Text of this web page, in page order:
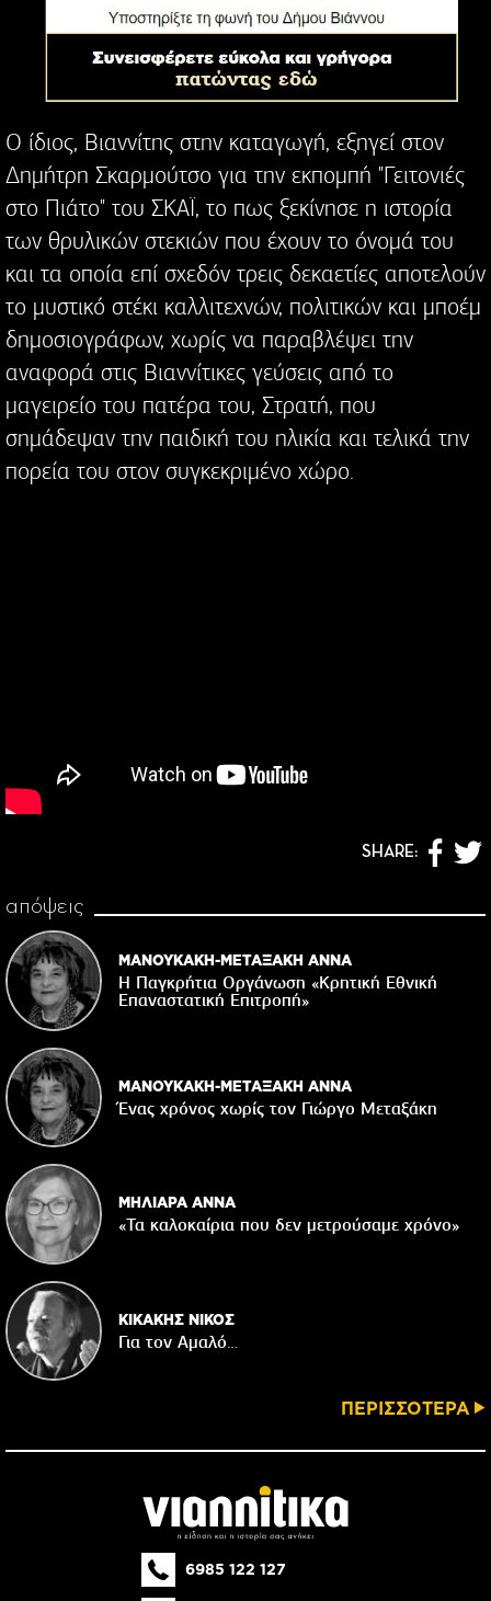
Ο ίδιος, Βιαννίτης στην καταγωγή, εξηγεί στον
Δημήτρη Σκαρμούτσο για την εκπομπή "Γειτονιές
στο Πιάτο" του ΣΚΑΪ, το πως ξεκίνησε η ιστορία
των θρυλικών στεκιών που έχουν το όνομά του
και τα οποία επί σχεδόν τρεις δεκαετίες αποτελούν
το μυστικό στέκι καλλιτεχνών, πολιτικών και μποέμ
δημοσιογράφων, χωρίς να παραβλέψει την
αναφορά στις Βιαννίτικες γεύσεις από το
μαγειρείο του πατέρα του, Στρατή, που
σημάδεψαν την παιδική του ηλικία και τελικά την
πορεία του στον συγκεκριμένο χώρο.
SHARE:
απόψεις
ΜΑΝΟΥΚΑΚΗ-ΜΕΤΑΞΑΚΗ ΑΝΝΑ
Η Παγκρήτια Οργάνωση «Κρητική Εθνική
Επαναστατική Eπιτροπή»
ΜΑΝΟΥΚΑΚΗ-ΜΕΤΑΞΑΚΗ ΑΝΝΑ
Ένας χρόνος χωρίς τον Γιώργο Μεταξάκη
ΜΗΛΙΑΡΑ ΑΝΝΑ
«Τα καλοκαίρια που δεν μετρούσαμε χρόνο»
ΚΙΚΑΚΗΣ ΝΙΚΟΣ
Για τον Αμαλό…
ΠΕΡΙΣΣΟΤΕΡΑ
6985 122 127